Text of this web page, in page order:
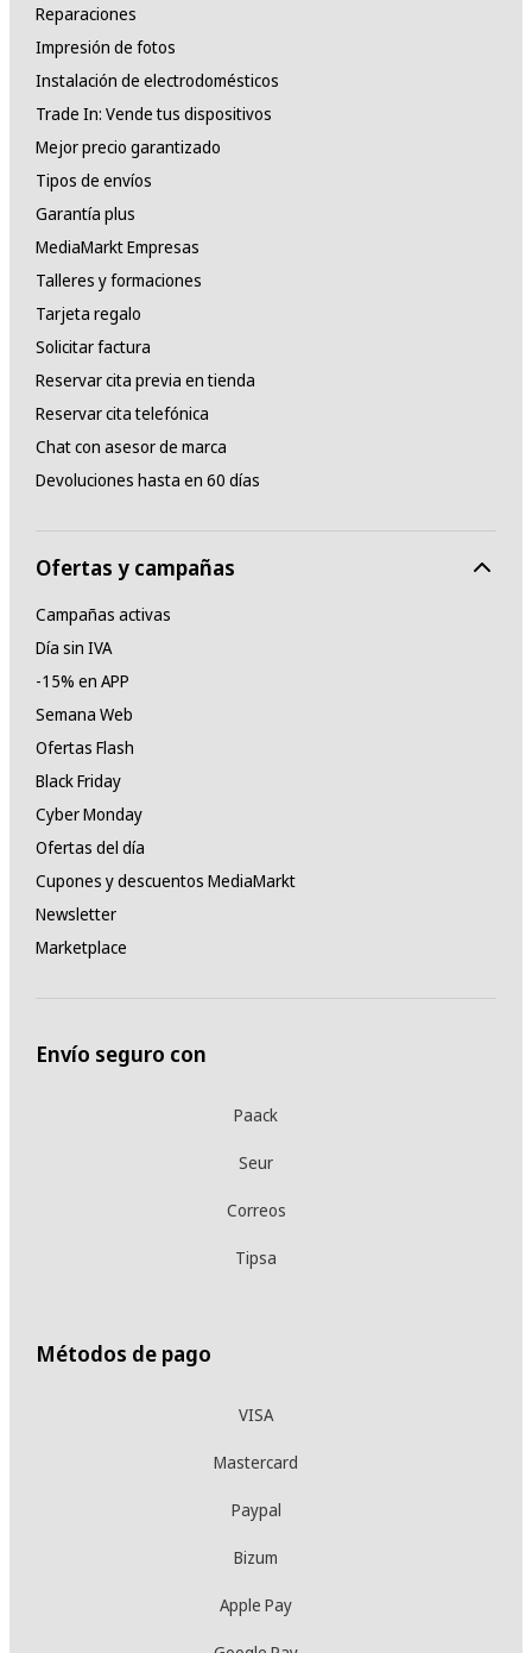
Reparaciones
Impresión de fotos
Instalación de electrodomésticos
Trade In: Vende tus dispositivos
Mejor precio garantizado
Tipos de envíos
Garantía plus
MediaMarkt Empresas
Talleres y formaciones
Tarjeta regalo
Solicitar factura
Reservar cita previa en tienda
Reservar cita telefónica
Chat con asesor de marca
Devoluciones hasta en 60 días
Ofertas y campañas
Campañas activas
Día sin IVA
-15% en APP
Semana Web
Ofertas Flash
Black Friday
Cyber Monday
Ofertas del día
Cupones y descuentos MediaMarkt
Newsletter
Marketplace
Envío seguro con
Paack
Seur
Correos
Tipsa
Métodos de pago
VISA
Mastercard
Paypal
Bizum
Apple Pay